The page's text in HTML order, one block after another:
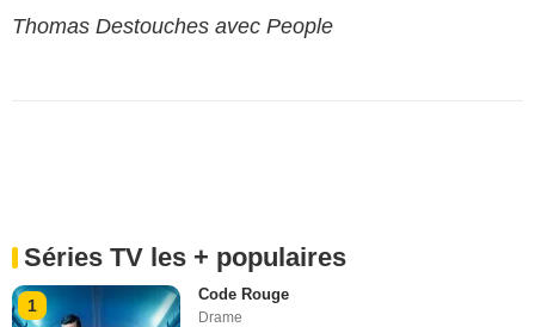
Thomas Destouches avec People
Séries TV les + populaires
1
Code Rouge
Drame